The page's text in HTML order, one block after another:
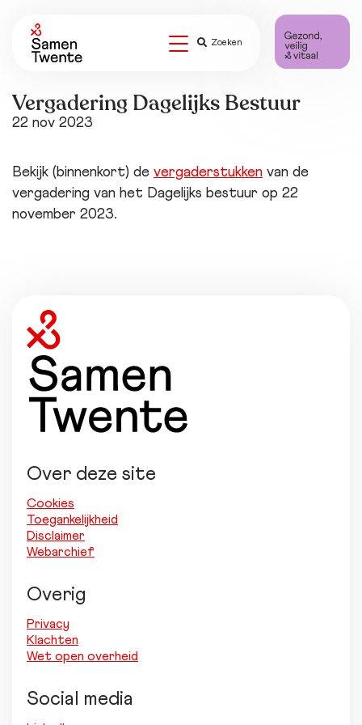
Zoeken
Vergadering Dagelijks Bestuur
22 nov 2023
Bekijk (binnenkort) de vergaderstukken van de
vergadering van het Dagelijks bestuur op 22
november 2023.
Over deze site
Cookies
Toegankelijkheid
Disclaimer
Webarchief
Overig
Privacy
Klachten
Wet open overheid
Social media